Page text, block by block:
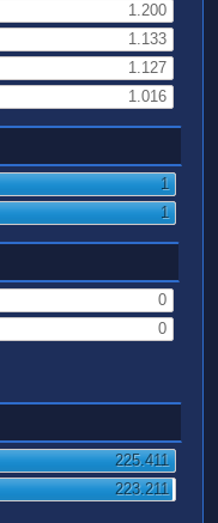
1.200
1.133
1.127
1.016
1
1
0
0
225.411
223.211